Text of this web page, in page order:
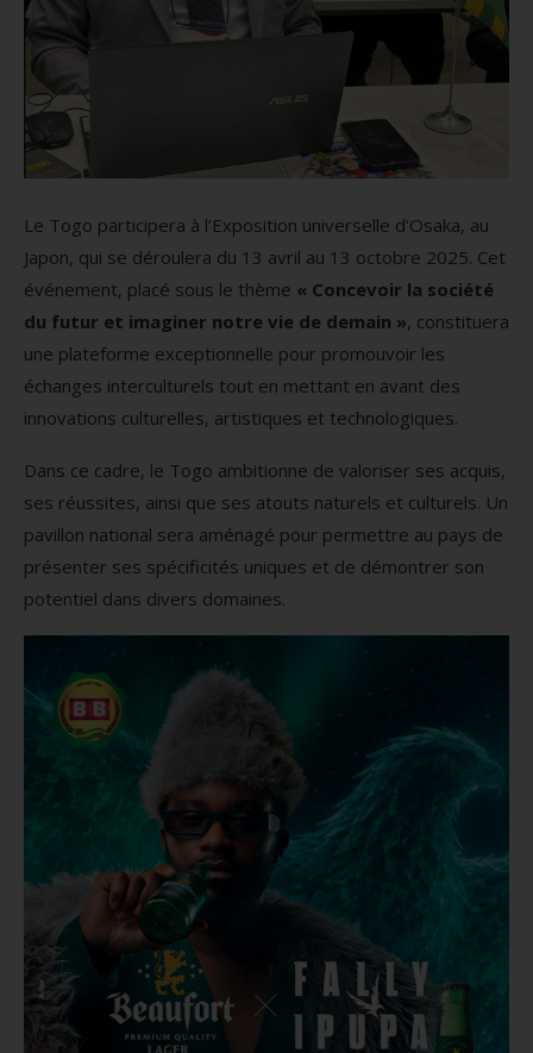
Le Togo participera à l’Exposition universelle d’Osaka, au
Japon, qui se déroulera du 13 avril au 13 octobre 2025. Cet
événement, placé sous le thème « Concevoir la société
du futur et imaginer notre vie de demain », constituera
une plateforme exceptionnelle pour promouvoir les
échanges interculturels tout en mettant en avant des
innovations culturelles, artistiques et technologiques.
Dans ce cadre, le Togo ambitionne de valoriser ses acquis,
ses réussites, ainsi que ses atouts naturels et culturels. Un
pavillon national sera aménagé pour permettre au pays de
présenter ses spécificités uniques et de démontrer son
potentiel dans divers domaines.